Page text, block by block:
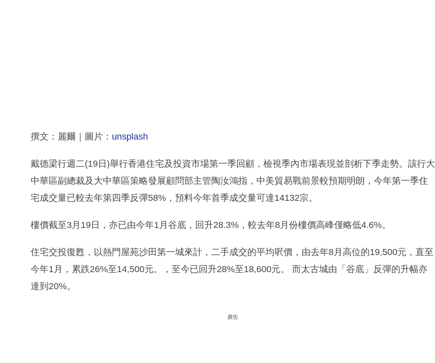
撰文：麗爾｜圖片： unsplash
戴德梁行週二(19日)舉行香港住宅及投資市場第一季回顧，檢視季內市場表現並剖析下季走勢。該行大
中華區副總裁及大中華區策略發展顧問部主管陶汝鴻指，中美貿易戰前景較預期明朗，今年第一季住
宅成交量已較去年第四季反彈58%，預料今年首季成交量可達14132宗。
樓價截至3月19日，亦已由今年1月谷底，回升28.3%，較去年8月份樓價高峰僅略低4.6%。
住宅交投復甦，以熱門屋苑沙田第一城來計，二手成交的平均呎價，由去年8月高位的19,500元，直至
今年1月，累跌26%至14,500元。，至今已回升28%至18,600元。 而太古城由「谷底」反彈的升幅亦
達到20%。
廣告